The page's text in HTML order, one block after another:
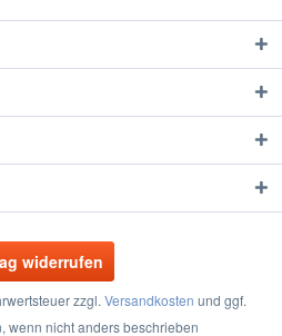
widerrufen
zzgl. Versandkosten und ggf.
wenn nicht anders beschrieben